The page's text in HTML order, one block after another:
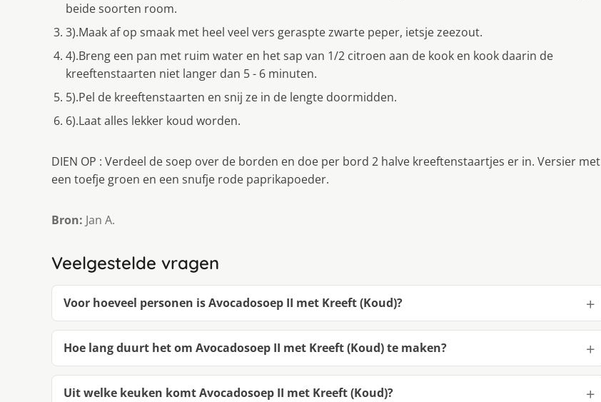
beide soorten room.
3).Maak af op smaak met heel veel vers geraspte zwarte peper, ietsje zeezout.
4).Breng een pan met ruim water en het sap van 1/2 citroen aan de kook en kook daarin de
kreeftenstaarten niet langer dan 5 - 6 minuten.
5).Pel de kreeftenstaarten en snij ze in de lengte doormidden.
6).Laat alles lekker koud worden.
DIEN OP : Verdeel de soep over de borden en doe per bord 2 halve kreeftenstaartjes er in. Versier met
een toefje groen en een snufje rode paprikapoeder.
Bron: Jan A.
Veelgestelde vragen
Voor hoeveel personen is Avocadosoep II met Kreeft (Koud)?
Hoe lang duurt het om Avocadosoep II met Kreeft (Koud) te maken?
Uit welke keuken komt Avocadosoep II met Kreeft (Koud)?